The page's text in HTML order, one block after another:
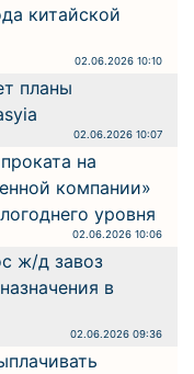
китайской
02.06.2026 10:10
планы
02.06.2026 10:07
на
компании»
уровня
02.06.2026 10:06
ж/д завоз
в
02.06.2026 09:36